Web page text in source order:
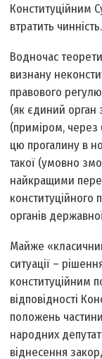
Конституційним
втратить чинність.
Водночас
визнану
правового
(як єдиний
(приміром, через
цю прогалину в
такої (умовно
найкращими
конституційного
органів
Майже
ситуації –
конституційним
відповідності
положень
народних
віднесення